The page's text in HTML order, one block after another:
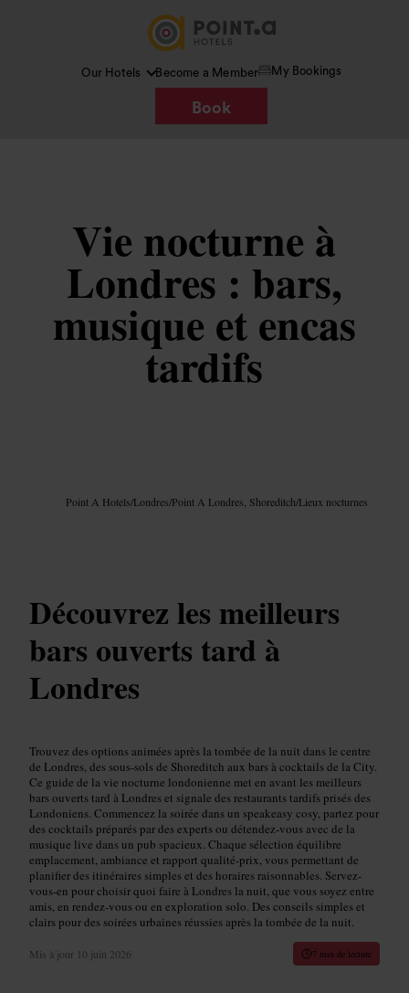
Our Hotels Become a Member My Bookings
Book
Vie nocturne à
Londres : bars,
musique et encas
tardifs
Point A Hotels/Londres/Point A Londres, Shoreditch/Lieux nocturnes
Découvrez les meilleurs
bars ouverts tard à
Londres
Trouvez des options animées après la tombée de la nuit dans le centre
de Londres, des sous-sols de Shoreditch aux bars à cocktails de la City.
Ce guide de la vie nocturne londonienne met en avant les meilleurs
bars ouverts tard à Londres et signale des restaurants tardifs prisés des
Londoniens. Commencez la soirée dans un speakeasy cosy, partez pour
des cocktails préparés par des experts ou détendez-vous avec de la
musique live dans un pub spacieux. Chaque sélection équilibre
emplacement, ambiance et rapport qualité-prix, vous permettant de
planifier des itinéraires simples et des horaires raisonnables. Servez-
vous-en pour choisir quoi faire à Londres la nuit, que vous soyez entre
amis, en rendez-vous ou en exploration solo. Des conseils simples et
clairs pour des soirées urbaines réussies après la tombée de la nuit.
Mis à jour 10 juin 2026 7 min de lecture